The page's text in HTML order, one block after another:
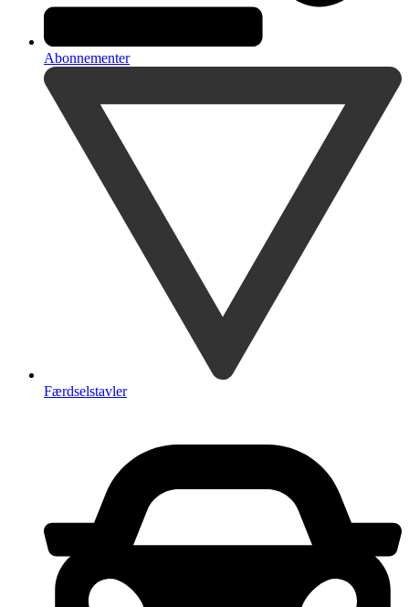
Abonnementer
Færdselstavler